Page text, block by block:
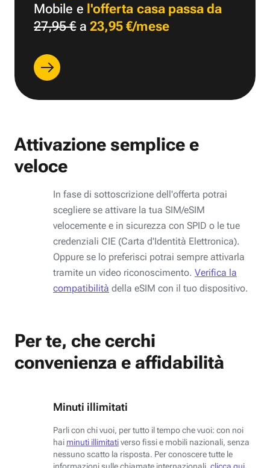
Mobile e l'offerta casa passa da
27,95 €a 23,95 €/mese
Attivazione semplice e
veloce
In fase di sottoscrizione dell'offerta potrai
scegliere se attivare la tua SIM/eSIM
velocemente e in sicurezza con SPID o le tue
credenziali CIE (Carta d'Identità Elettronica).
Oppure se lo preferisci potrai sempre attivarla
tramite un video riconoscimento. Verifica la
compatibilità della eSIM con il tuo dispositivo.
Per te, che cerchi
convenienza e affidabilità
Minuti illimitati
Parli con chi vuoi, per tutto il tempo che vuoi: con noi
hai minuti illimitativerso fissi e mobili nazionali, senza
nessuno scatto la risposta. Per conoscere tutte le
informazioni sulle chiamate internazionali, clicca qui.